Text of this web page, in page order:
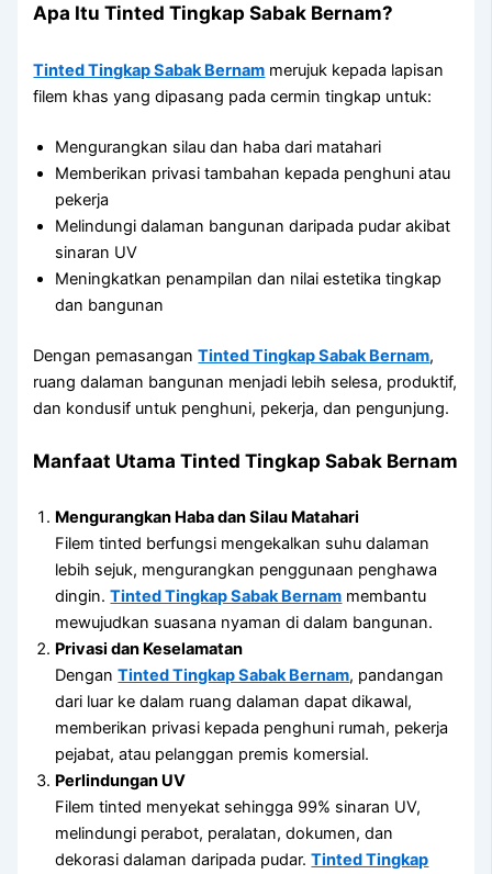
Apa Itu Tinted Tingkap Sabak Bernam?
Tinted Tingkap Sabak Bernam merujuk kepada lapisan
filem khas yang dipasang pada cermin tingkap untuk:
Mengurangkan silau dan haba dari matahari
Memberikan privasi tambahan kepada penghuni atau
pekerja
Melindungi dalaman bangunan daripada pudar akibat
sinaran UV
Meningkatkan penampilan dan nilai estetika tingkap
dan bangunan
Dengan pemasanganTinted Tingkap Sabak Bernam,
ruang dalaman bangunan menjadi lebih selesa, produktif,
dan kondusif untuk penghuni, pekerja, dan pengunjung.
Manfaat Utama Tinted Tingkap Sabak Bernam
Mengurangkan Haba dan Silau Matahari
Filem tinted berfungsi mengekalkan suhu dalaman
lebih sejuk, mengurangkan penggunaan penghawa
dingin.Tinted Tingkap Sabak Bernam membantu
mewujudkan suasana nyaman di dalam bangunan.
Privasi dan Keselamatan
DenganTinted Tingkap Sabak Bernam, pandangan
dari luar ke dalam ruang dalaman dapat dikawal,
memberikan privasi kepada penghuni rumah, pekerja
pejabat, atau pelanggan premis komersial.
Perlindungan UV
Filem tinted menyekat sehingga 99% sinaran UV,
melindungi perabot, peralatan, dokumen, dan
dekorasi dalaman daripada pudar.Tinted Tingkap